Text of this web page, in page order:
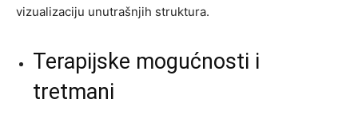
vizualizaciju unutrašnjih struktura.
Terapijske mogućnosti i
tretmani